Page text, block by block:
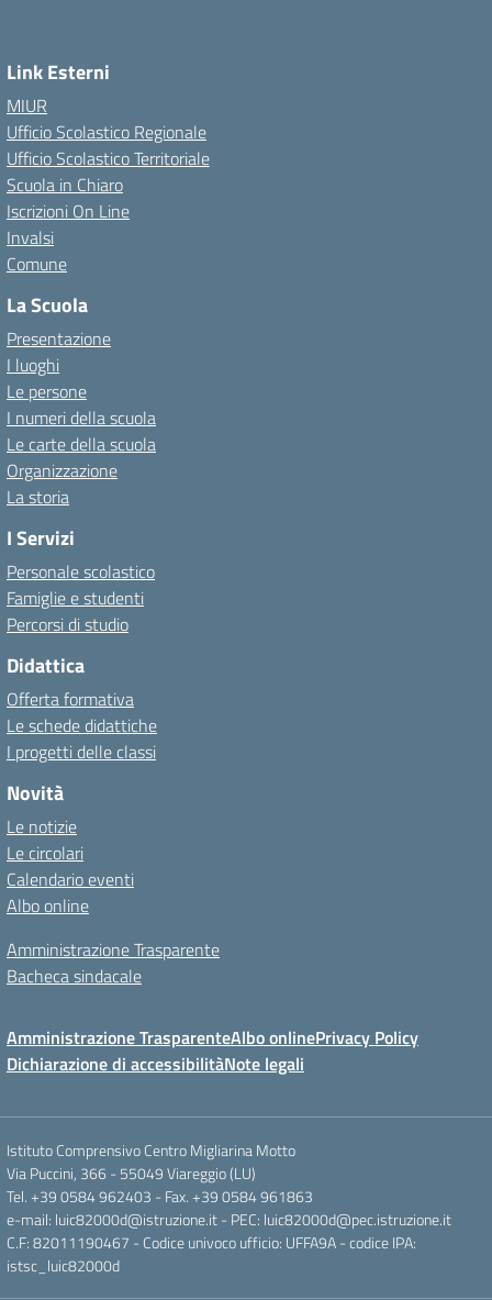
Link Esterni
MIUR
Ufficio Scolastico Regionale
Ufficio Scolastico Territoriale
Scuola in Chiaro
Iscrizioni On Line
Invalsi
Comune
La Scuola
Presentazione
I luoghi
Le persone
I numeri della scuola
Le carte della scuola
Organizzazione
La storia
I Servizi
Personale scolastico
Famiglie e studenti
Percorsi di studio
Didattica
Offerta formativa
Le schede didattiche
I progetti delle classi
Novità
Le notizie
Le circolari
Calendario eventi
Albo online
Amministrazione Trasparente
Bacheca sindacale
Amministrazione TrasparenteAlbo onlinePrivacy Policy
Dichiarazione di accessibilitàNote legali
Istituto Comprensivo Centro Migliarina Motto
Via Puccini, 366 - 55049 Viareggio (LU)
Tel. +39 0584 962403 - Fax. +39 0584 961863
e-mail: luic82000d@istruzione.it - PEC: luic82000d@pec.istruzione.it
C.F: 82011190467 - Codice univoco ufficio: UFFA9A - codice IPA:
istsc_luic82000d